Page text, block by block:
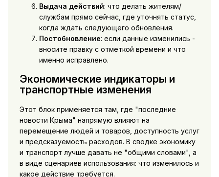
Выдача действий: что делать жителям/
службам прямо сейчас, где уточнять статус,
когда ждать следующего обновления.
Постобновление: если данные изменились -
вносите правку с отметкой времени и что
именно исправлено.
Экономические индикаторы и
транспортные изменения
Этот блок применяется там, где "последние
новости Крыма" напрямую влияют на
перемещение людей и товаров, доступность услуг
и предсказуемость расходов. В сводке экономику
и транспорт лучше давать не "общими словами", а
в виде сценариев использования: что изменилось и
какое действие требуется.